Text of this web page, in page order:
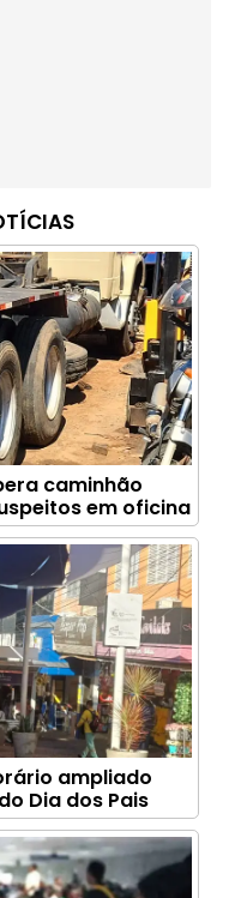
caminhão
em oficina
ampliado
Dia dos Pais